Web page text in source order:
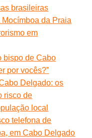
brasileiras
da Praia
em
bispo de Cabo
por vocês?”
Delgado: os
risco de
local
telefona de
em Cabo Delgado